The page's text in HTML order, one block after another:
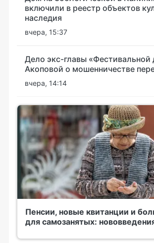
включили в реестр объектов
наследия
вчера, 15:37
Дело экс-главы «Фестивальной
Акоповой о мошенничестве
вчера, 14:14
Пенсии, новые квитанции и
для самозанятых: